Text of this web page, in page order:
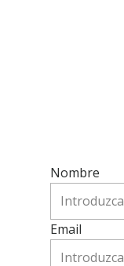
Nombre
Email